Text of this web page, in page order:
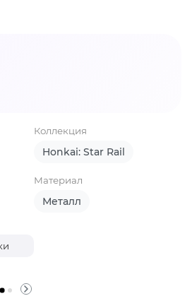
Коллекция
Honkai: Star Rail
Материал
Металл